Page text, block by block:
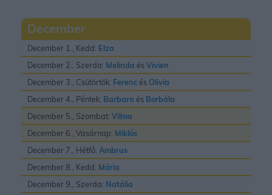
December
December 1., Kedd: Elza
December 2., Szerda: Melinda ésVivien
December 3., Csütörtök: Ferenc és Olivia
December 4., Péntek: Barbara és Borbála
December 5., Szombat: Vilma
December 6., Vasárnap: Miklós
December 7., Hétfő: Ambrus
December 8., Kedd: Mária
December 9., Szerda: Natália